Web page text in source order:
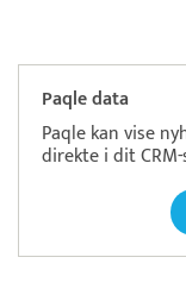
Paqle data
Paqle kan vise
direkte i dit